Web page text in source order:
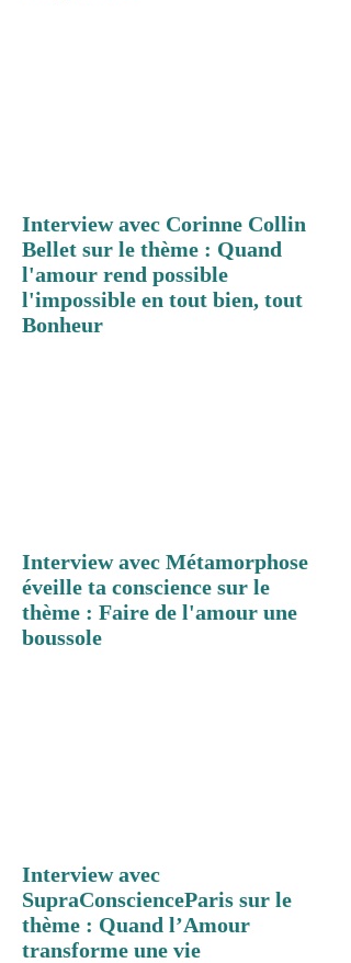
Interview avec Corinne Collin
Bellet sur le thème : Quand
l'amour rend possible
l'impossible en tout bien, tout
Bonheur
Interview avec Métamorphose
éveille ta conscience sur le
thème : Faire de l'amour une
boussole
Interview avec
SupraConscienceParis sur le
thème : Quand l’Amour
transforme une vie